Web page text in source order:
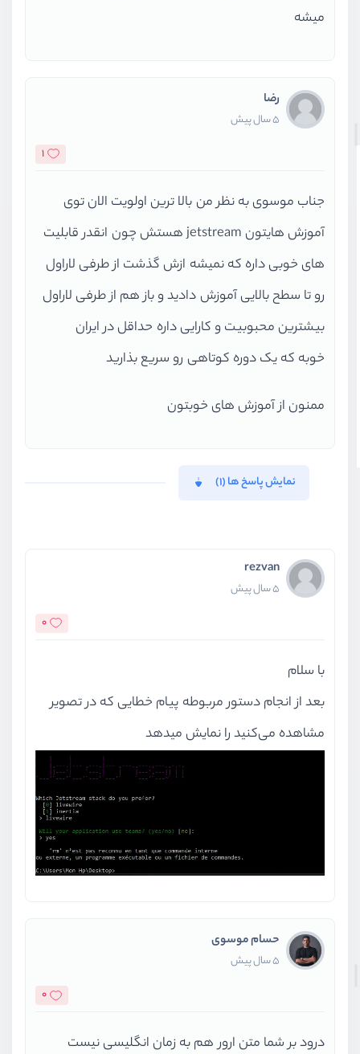
میشه
رضا
5 سال پیش
1
جناب موسوی به نظر من بالا ترین اولویت الان توی
آموزش هایتون jetstream هستش چون انقدر قابلیت
های خوبی داره که نمیشه ازش گذشت از طرفی لاراول
رو تا سطح بالایی آموزش دادید و باز هم از طرفی لاراول
بیشترین محبوبیت و کارایی داره حداقل در ایران
خوبه که یک دوره کوتاهی رو سریع بذارید
ممنون از آموزش های خوبتون
نمایش پاسخ ها (1)
rezvan
5 سال پیش
0
با سلام
بعد از انجام دستور مربوطه پیام خطایی که در تصویر
مشاهده می‌کنید را نمایش میدهد
حسام موسوی
5 سال پیش
0
درود بر شما متن ارور هم به زمان انگلیسی نیست